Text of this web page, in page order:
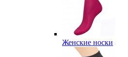
Женские носки